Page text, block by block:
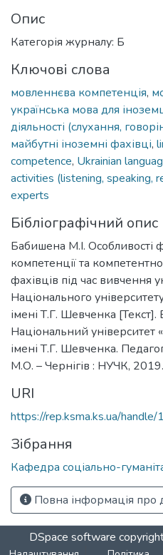
Опис
Категорія журналу: Б
Ключові слова
мовленнєва компетенція,
українська мова для
діяльності (слухання,
майбутні іноземні фахівці,
competence, Ukrainian
activities (listening, speaking,
experts
Бібліографічний опис
Бабишена М.І. Особливості
компетенції та
фахівців під час вивчення
Національного
імені Т.Г. Шевченка
Національний університет
імені Т.Г. Шевченка.
М.О. – Чернігів : НУЧК,
URI
https://rep.ksma.ks.ua/
Зібрання
Кафедра соціально-
Повна інформація про
DSpace software